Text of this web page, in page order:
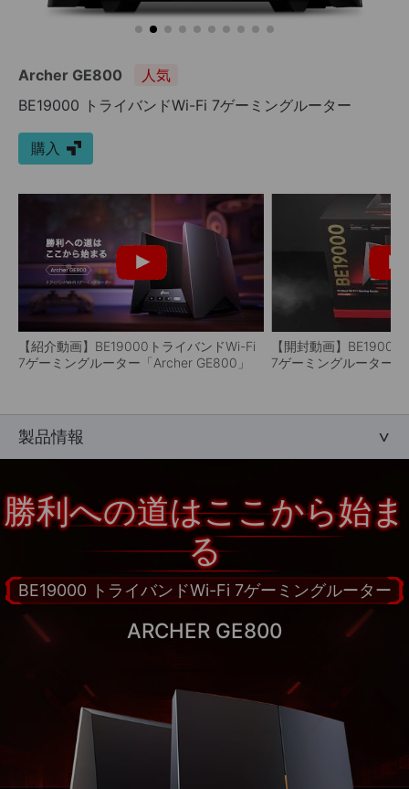
Archer GE800
人気
BE19000 トライバンドWi-Fi 7ゲーミングルーター
購入
【紹介動画】BE19000トライバンドWi-Fi
7ゲーミングルーター「Archer GE800」
【開封動画】
7ゲーミングルーター
製品情報
勝利への道はここから始ま
る
BE19000 トライバンドWi-Fi 7ゲーミングルーター
ARCHER GE800